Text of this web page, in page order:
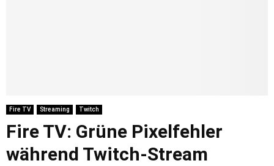
Fire TV Streaming Twitch
Fire TV: Grüne Pixelfehler
während Twitch-Stream